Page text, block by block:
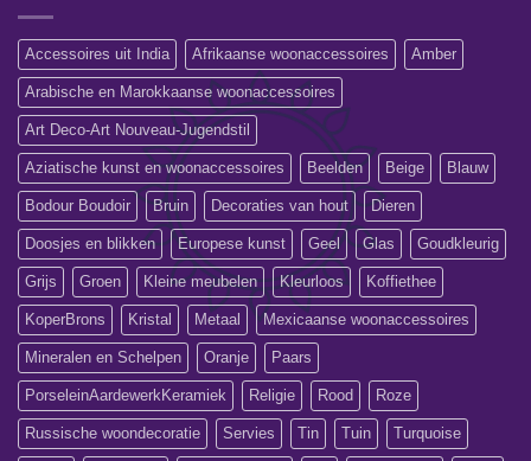
Accessoires uit India Afrikaanse woonaccessoires Amber
Arabische en Marokkaanse woonaccessoires
Art Deco-Art Nouveau-Jugendstil
Aziatische kunst en woonaccessoires Beelden Beige Blauw
Bodour Boudoir Bruin Decoraties van hout Dieren
Doosjes en blikken Europese kunst Geel Glas Goudkleurig
Grijs Groen Kleine meubelen Kleurloos Koffiethee
KoperBrons Kristal Metaal Mexicaanse woonaccessoires
Mineralen en Schelpen Oranje Paars
PorseleinAardewerkKeramiek Religie Rood Roze
Russische woondecoratie Servies Tin Tuin Turquoise